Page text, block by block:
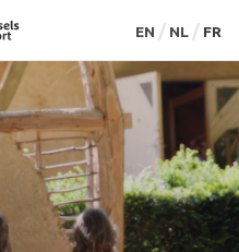
EN NL FR
EN NL FR